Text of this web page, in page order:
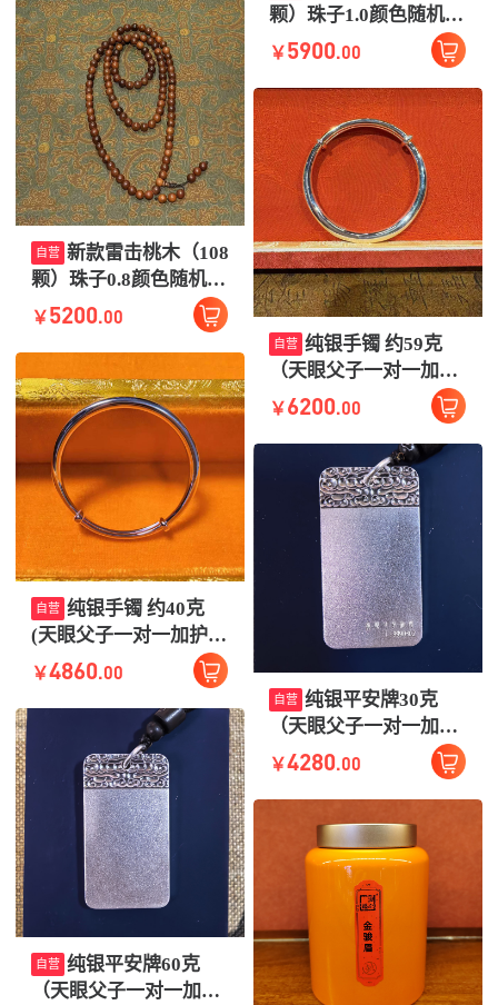
自营 新款雷击桃木（108
颗）珠子0.8颜色随机微
有差别
￥5200.00
自营 纯银手镯 约40克
(天眼父子一对一加护三
彩五彩或七彩）约40克
强大 编号随机
￥4860.00
自营 纯银平安牌60克
（天眼父子一对一加护
颗）珠子1.0颜色随机微
有差别
￥5900.00
自营 纯银手镯 约59克
（天眼父子一对一加护
三彩五彩或七彩） 强大
编号随机微有差别
￥6200.00
自营 纯银平安牌30克
（天眼父子一对一加护
三彩五彩或七彩） 编号
随机微有差别
￥4280.00